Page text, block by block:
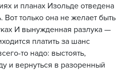
и планах Изольде отведена
Вот только она не желает быть
И вынужденная разлука —
платить за шанс
то надо: выстоять,
и вернуться в разоренный